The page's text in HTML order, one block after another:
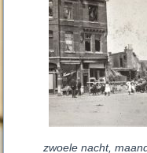
zwoele nacht,